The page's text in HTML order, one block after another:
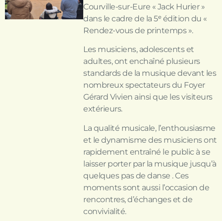
Courville-sur-Eure « Jack Hurier »
dans le cadre de la 5ᵉ édition du «
Rendez-vous de printemps ».
Les musiciens, adolescents et
adultes, ont enchaîné plusieurs
standards de la musique devant les
nombreux spectateurs du Foyer
Gérard Vivien ainsi que les visiteurs
extérieurs.
La qualité musicale, l’enthousiasme
et le dynamisme des musiciens ont
rapidement entraîné le public à se
laisser porter par la musique jusqu’à
quelques pas de danse . Ces
moments sont aussi l’occasion de
rencontres, d’échanges et de
convivialité.